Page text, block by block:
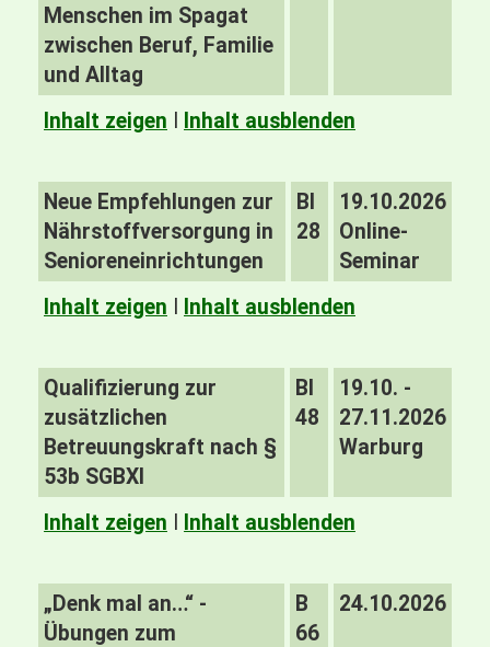
Menschen im Spagat
zwischen Beruf, Familie
und Alltag
Inhalt zeigen Inhalt ausblenden
Neue Empfehlungen zur
Nährstoffversorgung in
Senioreneinrichtungen
BI
28
19.10.2026
Online-
Seminar
Inhalt zeigen
Inhalt ausblenden
Qualifizierung zur
zusätzlichen
Betreuungskraft nach §
53b SGBXI
BI
48
19.10. -
27.11.2026
Warburg
Inhalt zeigen Inhalt ausblenden
„Denk mal an…“ -
Übungen zum
B
66
24.10.2026